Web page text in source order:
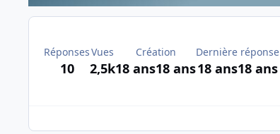
Réponses
10
Vues
2,5k
Création
18 ans18 ans
Dernière réponse
18 ans18 ans